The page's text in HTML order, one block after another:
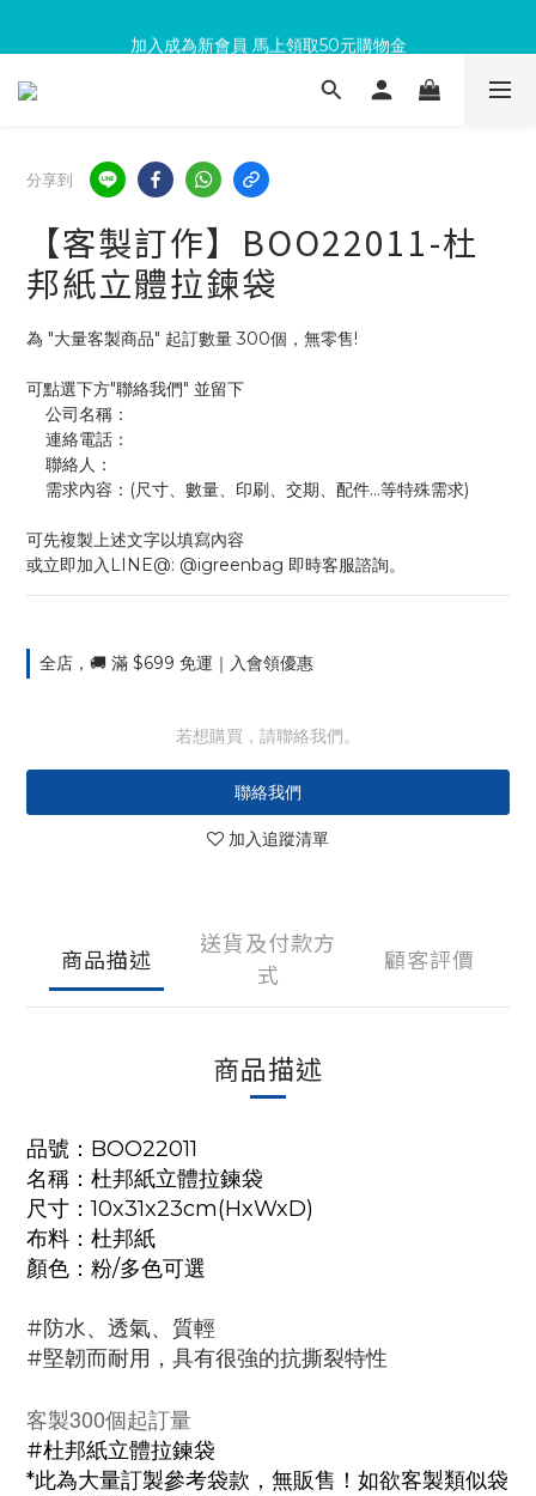
加入成為新會員 馬上領取50元購物金
滿300回饋10%購物金
分享到
【客製訂作】BOO22011-杜
邦紙立體拉鍊袋
為 "大量客製商品" 起訂數量 300個，無零售!
可點選下方"聯絡我們" 並留下
    公司名稱：
    連絡電話：
    聯絡人：
    需求內容：(尺寸、數量、印刷、交期、配件...等特殊需求)
可先複製上述文字以填寫內容
或立即加入LINE@: @igreenbag 即時客服諮詢。
全店，🚚 滿 $699 免運｜入會領優惠
若想購買，請聯絡我們。
聯絡我們
加入追蹤清單
商品描述
送貨及付款方
式
顧客評價
商品描述
品號：BOO22011
名稱： 杜邦紙立體拉鍊袋
尺寸：10x31x23cm(HxWxD)
布料：杜邦紙
顏色：粉/多色可選
#防水、透氣、質輕
#堅韌而耐用，具有很強的抗撕裂特性
客製300個起訂量
#杜邦紙立體拉鍊袋
*此為大量訂製參考袋款，無販售！如欲客製類似袋